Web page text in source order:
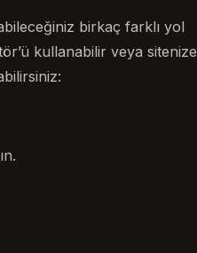
birkaç farklı yol
kullanabilir veya sitenize